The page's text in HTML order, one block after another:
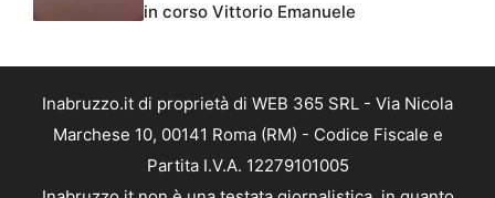
in corso Vittorio Emanuele
Inabruzzo.it di proprietà di WEB 365 SRL - Via Nicola
Marchese 10, 00141 Roma (RM) - Codice Fiscale e
Partita I.V.A. 12279101005